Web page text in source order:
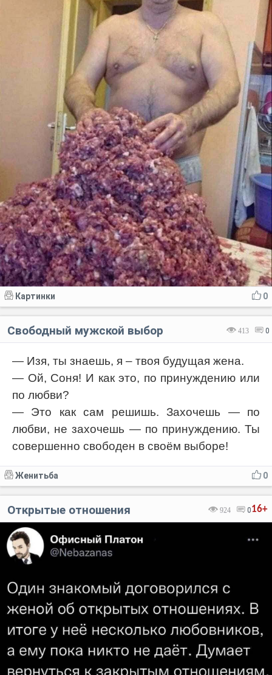
0
Картинки
413 0
Свободный мужской выбор
— Изя, ты знаешь, я – твоя будущая жена.
— Ой, Соня! И как это, по принуждению или
по любви?
— Это как сам решишь. Захочешь — по
любви, не захочешь — по принуждению. Ты
совершенно свободен в своём выборе!
0
Женитьба
16+
924 0
Открытые отношения